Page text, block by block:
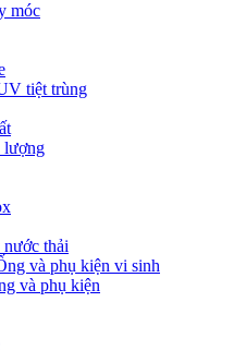
móc
tiệt trùng
lượng
thải
và phụ kiện vi sinh
và phụ kiện